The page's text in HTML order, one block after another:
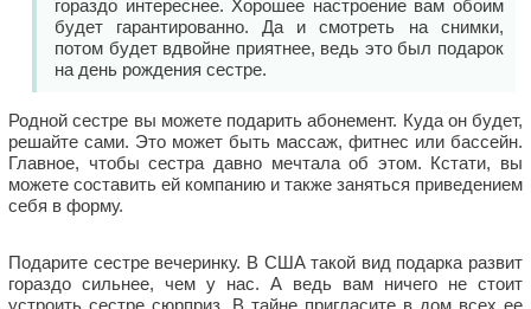
гораздо интереснее. Хорошее настроение вам обоим
будет гарантированно. Да и смотреть на снимки,
потом будет вдвойне приятнее, ведь это был подарок
на день рождения сестре.
Родной сестре вы можете подарить абонемент. Куда он будет,
решайте сами. Это может быть массаж, фитнес или бассейн.
Главное, чтобы сестра давно мечтала об этом. Кстати, вы
можете составить ей компанию и также заняться приведением
себя в форму.
Подарите сестре вечеринку. В США такой вид подарка развит
гораздо сильнее, чем у нас. А ведь вам ничего не стоит
устроить сестре сюрприз. В тайне пригласите в дом всех ее